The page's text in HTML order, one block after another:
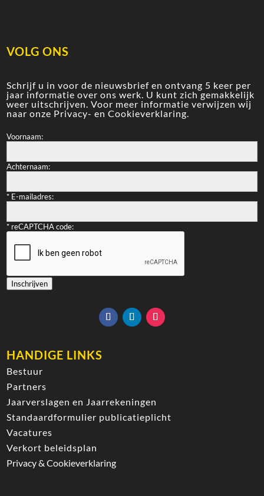
VOLG ONS
Schrijf u in voor de nieuwsbrief en ontvang 5 keer per
jaar informatie over ons werk. U kunt zich gemakkelijk
weer uitschrijven. Voor meer informatie verwijzen wij
naar onze Privacy- en Cookieverklaring.
Voornaam:
Achternaam:
* E-mailadres:
* reCAPTCHA code:
Inschrijven
HANDIGE LINKS
Bestuur
Partners
Jaarverslagen en Jaarrekeningen
Standaardformulier publicatieplicht
Vacatures
Verkort beleidsplan
Privacy & Cookieverklaring